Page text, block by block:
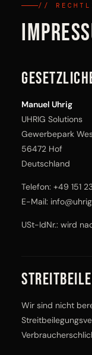
//
Manuel Uhrig
UHRIG Solutions
Gewerbepark
56472 Hof
Deutschland
Telefon: +49 151
E-Mail:
USt-IdNr.: wird
Wir sind nicht